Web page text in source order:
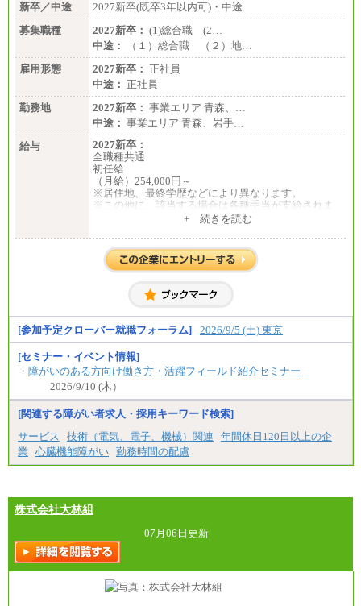
新卒／中途
2027新卒(既卒3年以内可)・中途
募集職種
2027新卒： (1)総合職 (2…
中途：
（１）総合職 （２）地…
雇用形態
2027新卒： 正社員
中途： 正社員
勤務地
2027新卒： 事業エリア 青森、…
中途： 事業エリア 青森、岩手…
給与
2027新卒：
全職種共通
初任給
（月給）254,000円～
※居住地、最終学歴などにより異なります。
※この他に、該当する場合は各種手当が支給されま
中途：
全職種共通
※居住地、年齢により異なります。
※この他に、該当する場合は各種手当が支給されま
す。
※試用期間中も給与に変更はございません
+ 続きを読む
[参加予定クローバー就職フォーラム] 2026/9/5 (土) 東京
[セミナー・イベント情報]
・ 障がいのある方向け働き方・活躍フィールド紹介セミナー
2026/9/10 (木）
[関連する障がい者求人・採用キーワード検索]
サービス
技術（電気、電子、機械）関連
年間休日120日以上の企
業
心臓機能障がい 勤務時間の配慮
株式会社大林組
07月06日更新